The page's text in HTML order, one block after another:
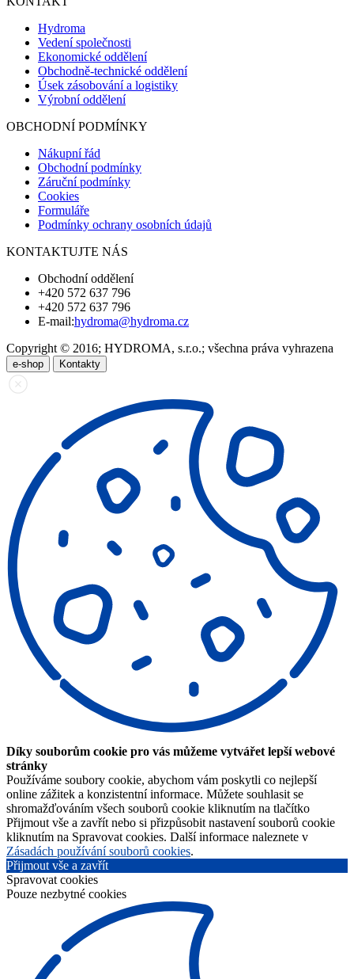
Hydroma
Vedení společnosti
Ekonomické oddělení
Obchodně-technické oddělení
Úsek zásobování a logistiky
Výrobní oddělení
OBCHODNÍ PODMÍNKY
Nákupní řád
Obchodní podmínky
Záruční podmínky
Cookies
Formuláře
Podmínky ochrany osobních údajů
KONTAKTUJTE NÁS
Obchodní oddělení
+420 572 637 796
+420 572 637 796
E-mail:hydroma@hydroma.cz
Copyright © 2016; HYDROMA, s.r.o.; všechna práva vyhrazena
e-shop Kontakty
Díky souborům cookie pro vás můžeme vytvářet lepší webové
stránky
Používáme soubory cookie, abychom vám poskytli co nejlepší
online zážitek a konzistentní informace. Můžete souhlasit se
shromažďováním všech souborů cookie kliknutím na tlačítko
Přijmout vše a zavřít nebo si přizpůsobit nastavení souborů cookie
kliknutím na Spravovat cookies. Další informace naleznete v
Zásadách používání souborů cookies.
Přijmout vše a zavřít
Spravovat cookies
Pouze nezbytné cookies